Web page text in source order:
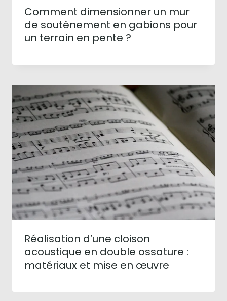
Comment dimensionner un mur
de soutènement en gabions pour
un terrain en pente ?
Réalisation d’une cloison
acoustique en double ossature :
matériaux et mise en œuvre